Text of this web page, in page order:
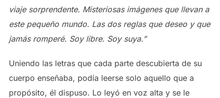
viaje sorprendente. Misteriosas imágenes que llevan a
este pequeño mundo. Las dos reglas que deseo y que
jamás romperé. Soy libre. Soy suya.”
Uniendo las letras que cada parte descubierta de su
cuerpo enseñaba, podía leerse solo aquello que a
propósito, él dispuso. Lo leyó en voz alta y se le